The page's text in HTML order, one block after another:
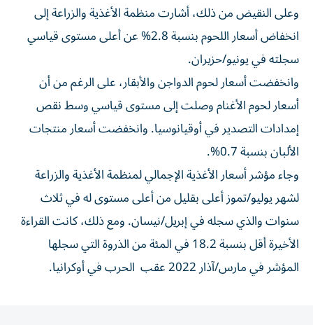
وعلى النقيض من ذلك، أشارت منظمة الأغذية والزراعة إلى
انخفاض أسعار اللحوم بنسبة 2.8% عن أعلى مستوى ‌قياسي
سجلته في ‌يونيو/حزيران.
وانخفضت أسعار لحوم الدواجن ⁠والأبقار، على الرغم من أن
أسعار لحوم الأغنام وصلت إلى مستوى ‌قياسي وسط نقص
إمدادات التصدير في أوقيانوسيا. وانخفضت أسعار منتجات
الألبان بنسبة 0.7%.
وجاء مؤشر أسعار الأغذية الإجمالي لمنظمة الأغذية والزراعة
لشهر يوليو/⁠تموز أعلى بقليل من أعلى مستوى له في ثلاث
سنوات ​والذي سجله في إبريل/نيسان. ومع ذلك، كانت القراءة
الأخيرة أقل بنسبة 18.2 في المئة من الذروة التي سجلها
المؤشر في مارس/آذار 2022 عقب ⁠ الحرب في أوكرانيا.